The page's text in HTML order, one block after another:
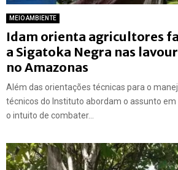
MEIO AMBIENTE
Idam orienta agricultores
a Sigatoka Negra nas
no Amazonas
Além das orientações técnicas para o
técnicos do Instituto abordam o assunto
o intuito de combater...